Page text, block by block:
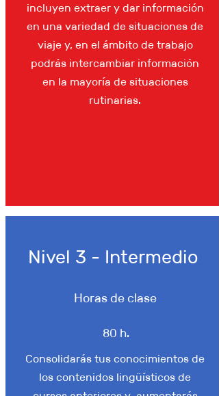
incluyen extraer y dar información
en una variedad de situaciones de
viaje y, en el ámbito de trabajo
podrás intercambiar información
en la mayoría de situaciones
rutinarias.
Nivel 3 - Intermedio
Horas de clase
80 h.
Consolidarás tus conocimientos de
los contenidos lingüísticos de